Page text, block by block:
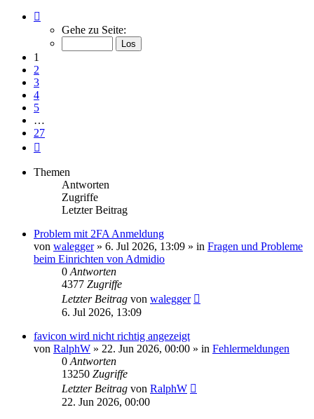
von
Gehe zu Seite:
1
2
3
4
5
…
27
Themen
Antworten
Zugriffe
Letzter Beitrag
Problem mit 2FA Anmeldung
von walegger» 6. Jul 2026, 13:09 » in Fragen und Probleme
beim Einrichten von Admidio
0 Antworten
4377 Zugriffe
Letzter Beitrag von walegger
6. Jul 2026, 13:09
favicon wird nicht richtig angezeigt
von RalphW » 22. Jun 2026, 00:00 » in Fehlermeldungen
0 Antworten
13250 Zugriffe
Letzter Beitrag von RalphW
22. Jun 2026, 00:00